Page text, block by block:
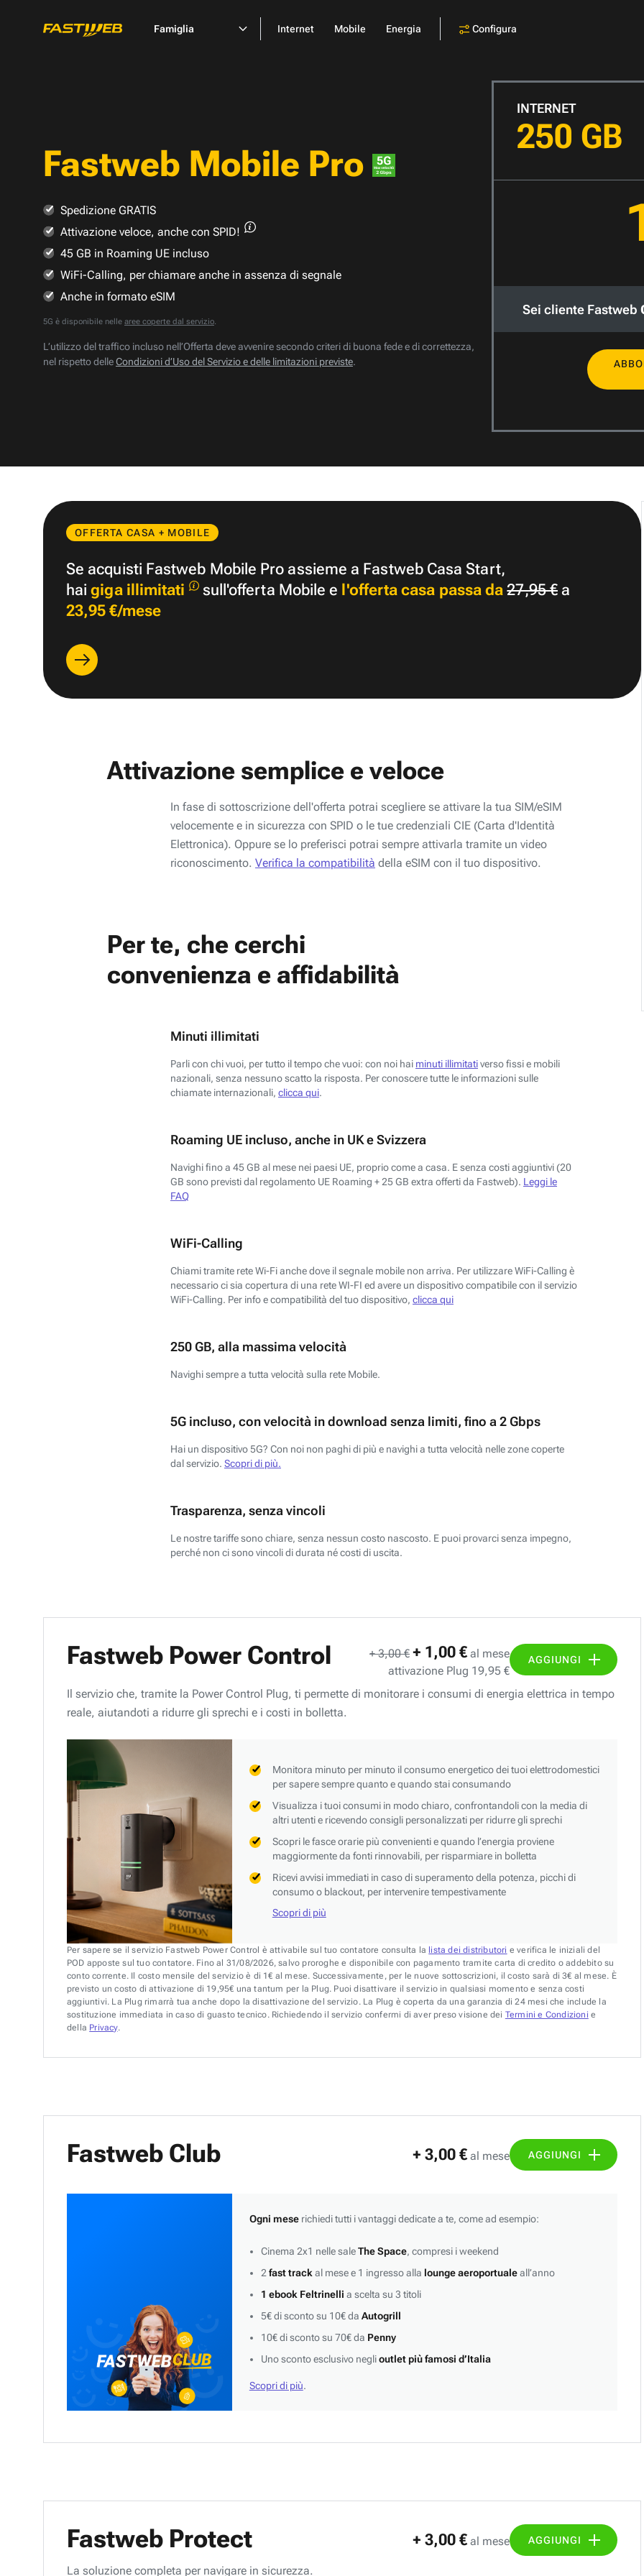
Famiglia Internet Mobile Energia Configura
Fastweb Mobile Pro
INTERNET
250 GB
Sei cliente Fastweb
Spedizione GRATIS
Attivazione veloce, anche con SPID!
45 GB in Roaming UE incluso
WiFi-Calling, per chiamare anche in assenza di segnale
Anche in formato eSIM
5G è disponibile nelle aree coperte dal servizio.
L’utilizzo del traffico incluso nell’Offerta deve avvenire secondo criteri di buona fede e di correttezza,
nel rispetto delleCondizioni d’Uso del Servizio e delle limitazioni previste.
OFFERTA CASA + MOBILE
Se acquisti Fastweb Mobile Pro assieme a Fastweb Casa Start,
haigiga illimitati sull'offerta Mobile e l'offerta casa passa da 27,95 €a
23,95 €/mese
Attivazione semplice e veloce
In fase di sottoscrizione dell'offerta potrai scegliere se attivare la tua SIM/eSIM
velocemente e in sicurezza con SPID o le tue credenziali CIE (Carta d'Identità
Elettronica). Oppure se lo preferisci potrai sempre attivarla tramite un video
riconoscimento. Verifica la compatibilità della eSIM con il tuo dispositivo.
Per te, che cerchi
convenienza e affidabilità
Minuti illimitati
Parli con chi vuoi, per tutto il tempo che vuoi: con noi hai minuti illimitativerso fissi e mobili
nazionali, senza nessuno scatto la risposta. Per conoscere tutte le informazioni sulle
chiamate internazionali, clicca qui.
Roaming UE incluso, anche in UK e Svizzera
Navighi fino a 45 GB al mese nei paesi UE, proprio come a casa. E senza costi aggiuntivi (20
GB sono previsti dal regolamento UE Roaming + 25 GB extra offerti da Fastweb). Leggi le
FAQ
WiFi-Calling
Chiami tramite rete Wi-Fi anche dove il segnale mobile non arriva. Per utilizzare WiFi-Calling è
necessario ci sia copertura di una rete WI-FI ed avere un dispositivo compatibile con il servizio
WiFi-Calling. Per info e compatibilità del tuo dispositivo, clicca qui
250 GB, alla massima velocità
Navighi sempre a tutta velocità sulla rete Mobile.
5G incluso, con velocità in download senza limiti, fino a 2 Gbps
Hai un dispositivo 5G? Con noi non paghi di più e navighi a tutta velocità nelle zone coperte
dal servizio. Scopri di più.
Trasparenza, senza vincoli
Le nostre tariffe sono chiare, senza nessun costo nascosto. E puoi provarci senza impegno,
perché non ci sono vincoli di durata né costi di uscita.
Fastweb Power Control + 3,00 € + 1,00 € al mese
attivazione Plug 19,95 €
AGGIUNGI
Il servizio che, tramite la Power Control Plug, ti permette di monitorare i consumi di energia elettrica in tempo
reale, aiutandoti a ridurre gli sprechi e i costi in bolletta.
Monitora minuto per minuto il consumo energetico dei tuoi elettrodomestici
per sapere sempre quanto e quando stai consumando
Visualizza i tuoi consumi in modo chiaro, confrontandoli con la media di
altri utenti e ricevendo consigli personalizzati per ridurre gli sprechi
Scopri le fasce orarie più convenienti e quando l’energia proviene
maggiormente da fonti rinnovabili, per risparmiare in bolletta
Ricevi avvisi immediati in caso di superamento della potenza, picchi di
consumo o blackout, per intervenire tempestivamente
Scopri di più
Per sapere se il servizio Fastweb Power Control è attivabile sul tuo contatore consulta la lista dei distributori e verifica le iniziali del
POD apposte sul tuo contatore. Fino al 31/08/2026, salvo proroghe e disponibile con pagamento tramite carta di credito o addebito su
conto corrente. Il costo mensile del servizio è di 1€ al mese. Successivamente, per le nuove sottoscrizioni, il costo sarà di 3€ al mese. È
previsto un costo di attivazione di 19,95€ una tantum per la Plug. Puoi disattivare il servizio in qualsiasi momento e senza costi
aggiuntivi. La Plug rimarrà tua anche dopo la disattivazione del servizio. La Plug è coperta da una garanzia di 24 mesi che include la
sostituzione immediata in caso di guasto tecnico. Richiedendo il servizio confermi di aver preso visione dei Termini e Condizioni e
della Privacy.
Fastweb Club + 3,00 € al mese AGGIUNGI
Ogni meserichiedi tutti i vantaggi dedicate a te, come ad esempio:
Cinema 2x1 nelle saleThe Space, compresi i weekend
2 fast track al mese e 1 ingresso alla lounge aeroportualeall’anno
1 ebook Feltrinelli a scelta su 3 titoli
5€ di sconto su 10€ da Autogrill
10€ di sconto su 70€ da Penny
Uno sconto esclusivo neglioutlet più famosi d’Italia
Scopri di più.
Fastweb Protect + 3,00 € al mese AGGIUNGI
La soluzione completa per navigare in sicurezza.